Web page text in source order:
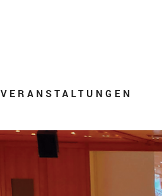
VERANSTALTUNGEN